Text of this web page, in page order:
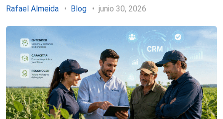
Rafael Almeida Blog junio 30, 2026